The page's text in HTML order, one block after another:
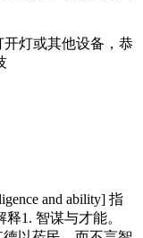
灯或其他设备，恭
and ability] 指
1. 智谋与才能。